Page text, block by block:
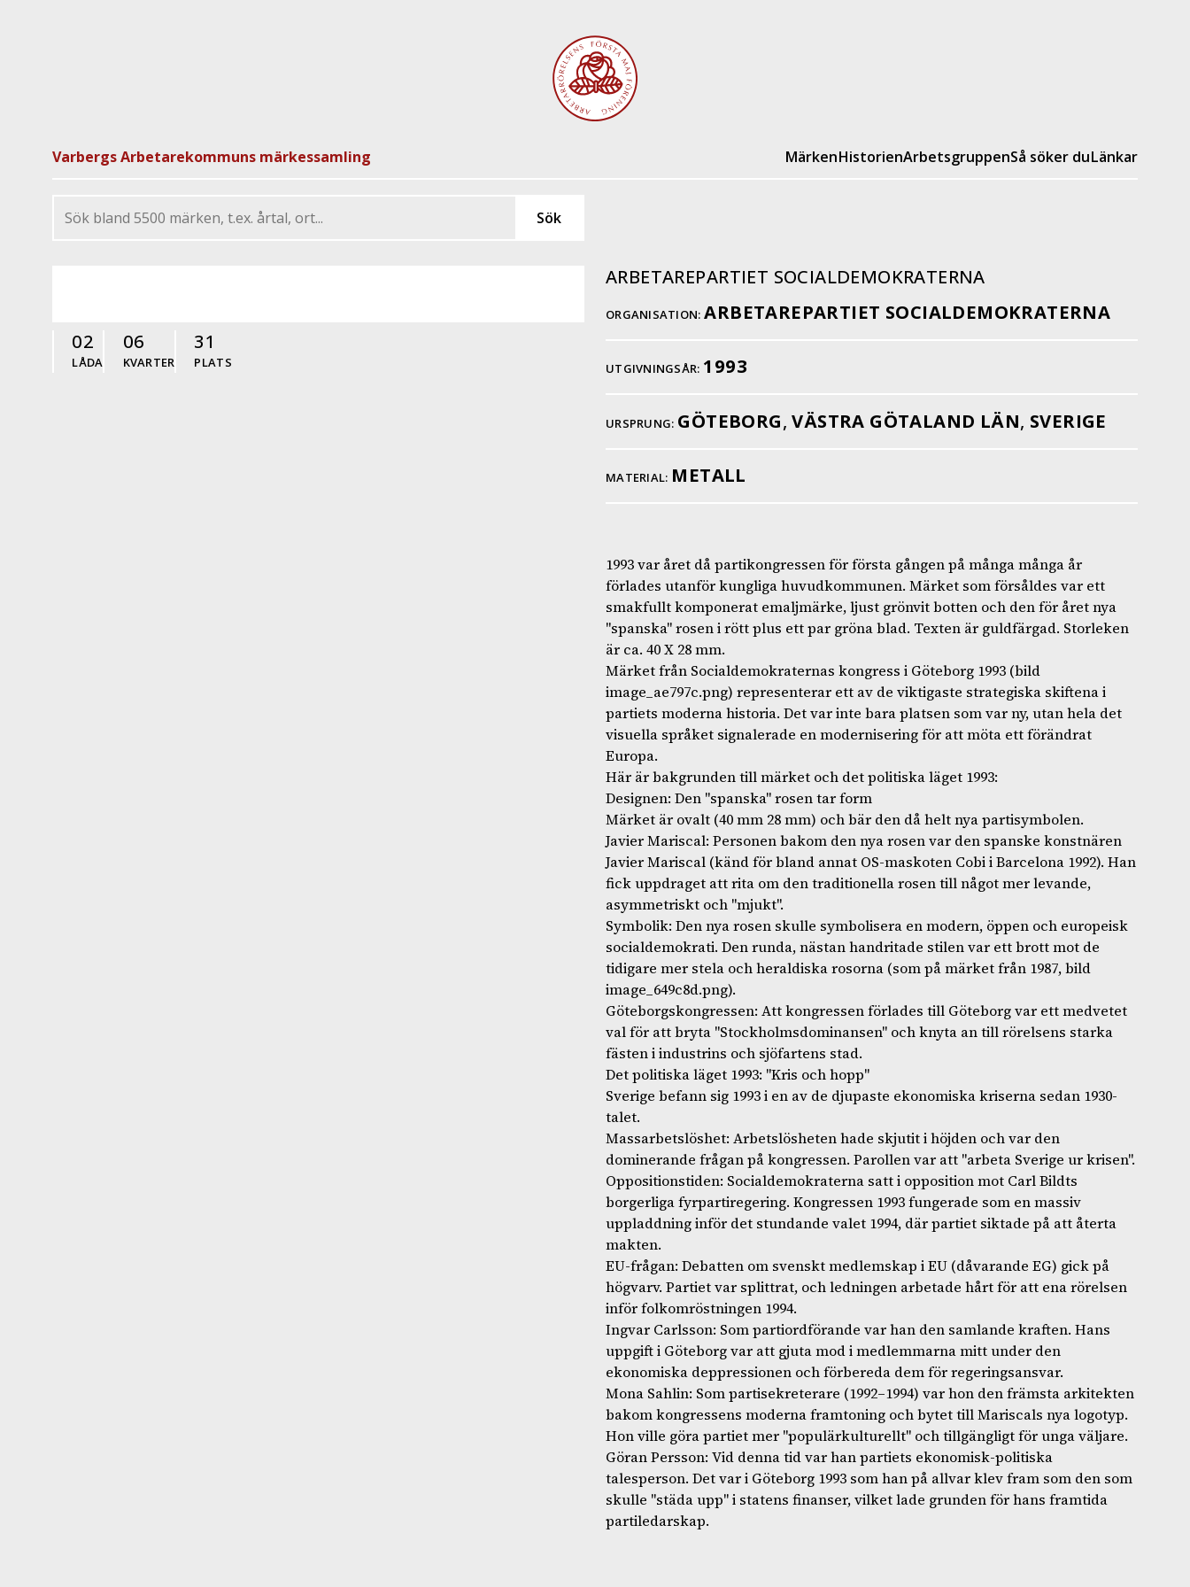
Varbergs Arbetarekommuns märkessamling MärkenHistorienArbetsgruppenSå söker duLänkar
02
LÅDA
06
KVARTER
31
PLATS
ARBETAREPARTIET SOCIALDEMOKRATERNA
ORGANISATION: ARBETAREPARTIET SOCIALDEMOKRATERNA
UTGIVNINGSÅR: 1993
URSPRUNG: GÖTEBORG,VÄSTRA GÖTALAND LÄN, SVERIGE
MATERIAL: METALL
1993 var året då partikongressen för första gången på många många år
förlades utanför kungliga huvudkommunen. Märket som försåldes var ett
smakfullt komponerat emaljmärke, ljust grönvit botten och den för året nya
"spanska" rosen i rött plus ett par gröna blad. Texten är guldfärgad. Storleken
är ca. 40 X 28 mm.
Märket från Socialdemokraternas kongress i Göteborg 1993 (bild
image_ae797c.png) representerar ett av de viktigaste strategiska skiftena i
partiets moderna historia. Det var inte bara platsen som var ny, utan hela det
visuella språket signalerade en modernisering för att möta ett förändrat
Europa.
Här är bakgrunden till märket och det politiska läget 1993:
Designen: Den "spanska" rosen tar form
Märket är ovalt (40 mm 28 mm) och bär den då helt nya partisymbolen.
Javier Mariscal: Personen bakom den nya rosen var den spanske konstnären
Javier Mariscal (känd för bland annat OS-maskoten Cobi i Barcelona 1992). Han
fick uppdraget att rita om den traditionella rosen till något mer levande,
asymmetriskt och "mjukt".
Symbolik: Den nya rosen skulle symbolisera en modern, öppen och europeisk
socialdemokrati. Den runda, nästan handritade stilen var ett brott mot de
tidigare mer stela och heraldiska rosorna (som på märket från 1987, bild
image_649c8d.png).
Göteborgskongressen: Att kongressen förlades till Göteborg var ett medvetet
val för att bryta "Stockholmsdominansen" och knyta an till rörelsens starka
fästen i industrins och sjöfartens stad.
Det politiska läget 1993: "Kris och hopp"
Sverige befann sig 1993 i en av de djupaste ekonomiska kriserna sedan 1930-
talet.
Massarbetslöshet: Arbetslösheten hade skjutit i höjden och var den
dominerande frågan på kongressen. Parollen var att "arbeta Sverige ur krisen".
Oppositionstiden: Socialdemokraterna satt i opposition mot Carl Bildts
borgerliga fyrpartiregering. Kongressen 1993 fungerade som en massiv
uppladdning inför det stundande valet 1994, där partiet siktade på att återta
makten.
EU-frågan: Debatten om svenskt medlemskap i EU (dåvarande EG) gick på
högvarv. Partiet var splittrat, och ledningen arbetade hårt för att ena rörelsen
inför folkomröstningen 1994.
Ingvar Carlsson: Som partiordförande var han den samlande kraften. Hans
uppgift i Göteborg var att gjuta mod i medlemmarna mitt under den
ekonomiska deppressionen och förbereda dem för regeringsansvar.
Mona Sahlin: Som partisekreterare (1992–1994) var hon den främsta arkitekten
bakom kongressens moderna framtoning och bytet till Mariscals nya logotyp.
Hon ville göra partiet mer "populärkulturellt" och tillgängligt för unga väljare.
Göran Persson: Vid denna tid var han partiets ekonomisk-politiska
talesperson. Det var i Göteborg 1993 som han på allvar klev fram som den som
skulle "städa upp" i statens finanser, vilket lade grunden för hans framtida
partiledarskap.